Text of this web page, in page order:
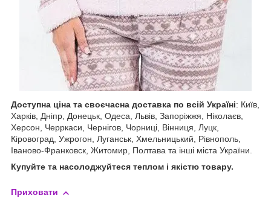
Доступна ціна та своєчасна доставка по всій Україні: Київ,
Харків, Дніпр, Донецьк, Одеса, Львів, Запоріжжя, Ніколаєв,
Херсон, Черркаси, Чернігов, Чорниці, Вінниця, Луцк,
Кіровоград, Ужрогон, Луганськ, Хмельницький, Рівнополь,
Іваново-Франковск, Житомир, Полтава та інші міста України.
Купуйте та насолоджуйтеся теплом і якістю товару.
Приховати